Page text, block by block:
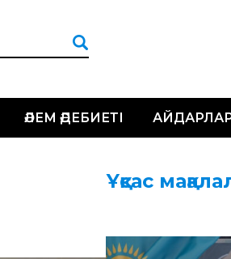
ӘЛЕМ ӘДЕБИЕТІ
Ұқсас